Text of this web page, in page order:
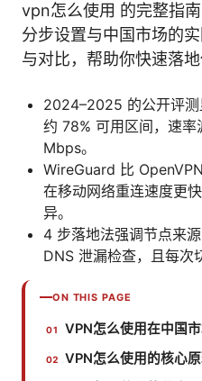
vpn怎么使用 的完整指
分步设置与中国市场的
与对比，帮助你快速落地
2024–2025 的公开评测
约 78% 可用区间，速
Mbps。
WireGuard 比
在移动网络重连速度更
异。
4 步落地法强调节点来
DNS 泄漏检查，且每次
ON THIS PAGE
VPN怎么使用在中国
VPN怎么使用的核心